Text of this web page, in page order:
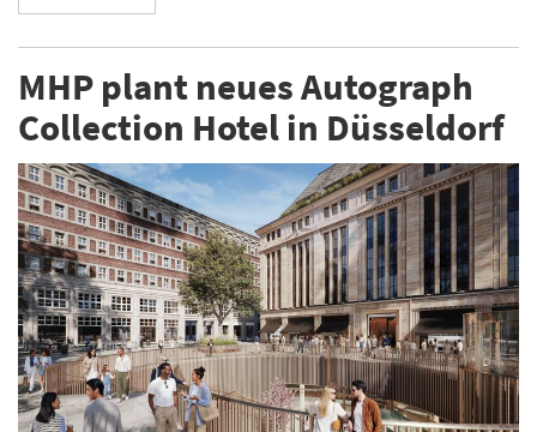
MHP plant neues Autograph
Collection Hotel in Düsseldorf